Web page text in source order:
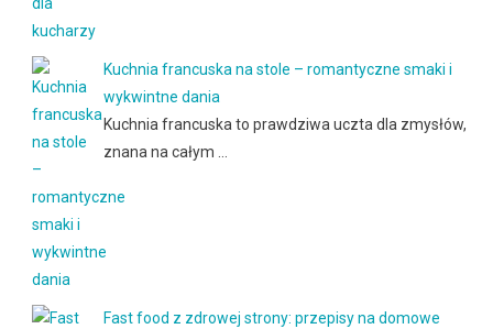
Kuchnia francuska na stole – romantyczne smaki i
wykwintne dania
Kuchnia francuska to prawdziwa uczta dla zmysłów,
znana na całym …
Fast food z zdrowej strony: przepisy na domowe